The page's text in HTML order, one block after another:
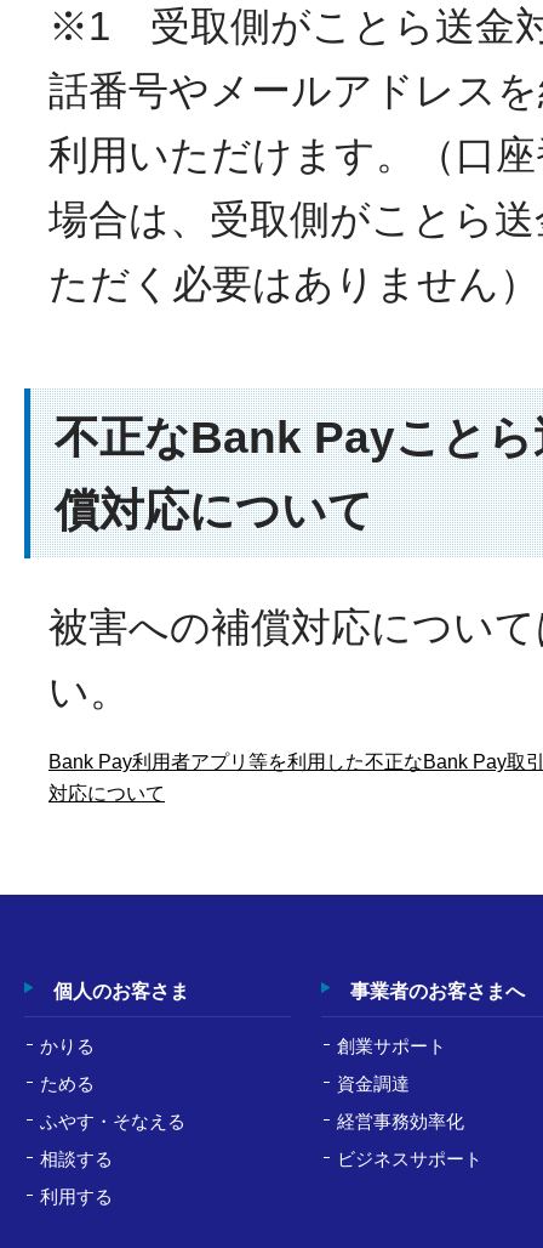
※1 受取側がことら送金
話番号やメールアドレス
利用いただけます。（口
場合は、受取側がことら
ただく必要はありません）
不正なBank Payこと
償対応について
被害への補償対応につい
い。
Bank Pay利用者アプリ等を利用した不正なBank Pay取
対応について
個人のお客さま
かりる
ためる
ふやす・そなえる
相談する
利用する
事業者のお客さまへ
創業サポート
資金調達
経営事務効率化
ビジネスサポート